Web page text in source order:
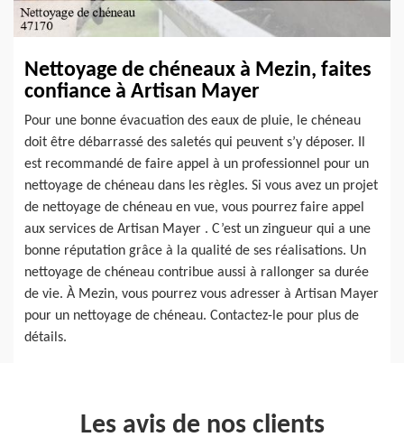
Nettoyage de chéneaux à Mezin, faites
confiance à Artisan Mayer
Pour une bonne évacuation des eaux de pluie, le chéneau
doit être débarrassé des saletés qui peuvent s’y déposer. Il
est recommandé de faire appel à un professionnel pour un
nettoyage de chéneau dans les règles. Si vous avez un projet
de nettoyage de chéneau en vue, vous pourrez faire appel
aux services de Artisan Mayer . C’est un zingueur qui a une
bonne réputation grâce à la qualité de ses réalisations. Un
nettoyage de chéneau contribue aussi à rallonger sa durée
de vie. À Mezin, vous pourrez vous adresser à Artisan Mayer
pour un nettoyage de chéneau. Contactez-le pour plus de
détails.
Les avis de nos clients